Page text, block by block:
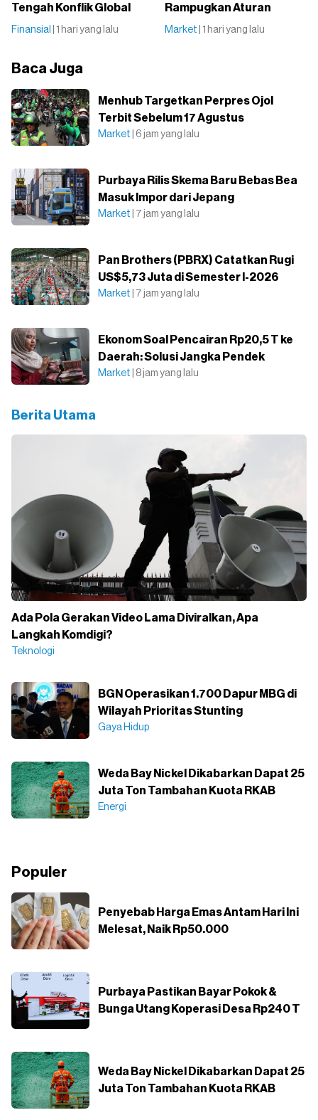
Tengah Konflik Global
Finansial | 1 hari yang lalu
Rampugkan Aturan
Market | 1 hari yang lalu
Baca Juga
Menhub Targetkan Perpres Ojol
Terbit Sebelum 17 Agustus
Market | 6 jam yang lalu
Purbaya Rilis Skema Baru Bebas Bea
Masuk Impor dari Jepang
Market | 7 jam yang lalu
Pan Brothers (PBRX) Catatkan Rugi
US$5,73 Juta di Semester I-2026
Market | 7 jam yang lalu
Ekonom Soal Pencairan Rp20,5 T ke
Daerah: Solusi Jangka Pendek
Market | 8 jam yang lalu
Berita Utama
Ada Pola Gerakan Video Lama Diviralkan, Apa
Langkah Komdigi?
Teknologi
BGN Operasikan 1.700 Dapur MBG di
Wilayah Prioritas Stunting
Gaya Hidup
Weda Bay Nickel Dikabarkan Dapat 25
Juta Ton Tambahan Kuota RKAB
Energi
Populer
Penyebab Harga Emas Antam Hari Ini
Melesat, Naik Rp50.000
Purbaya Pastikan Bayar Pokok &
Bunga Utang Koperasi Desa Rp240 T
Weda Bay Nickel Dikabarkan Dapat 25
Juta Ton Tambahan Kuota RKAB